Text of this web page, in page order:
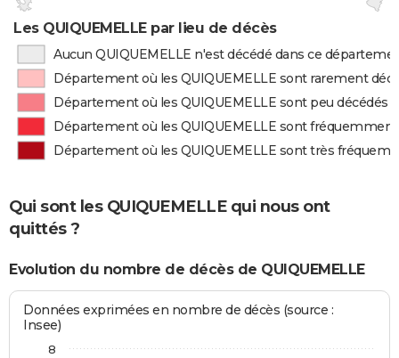
Les QUIQUEMELLE par lieu de décès
Aucun QUIQUEMELLE n'est décédé dans ce
Département où les QUIQUEMELLE sont rarement
Département où les QUIQUEMELLE sont peu décédés
Département où les QUIQUEMELLE sont
Département où les QUIQUEMELLE sont très
Qui sont les QUIQUEMELLE qui nous ont
quittés ?
Evolution du nombre de décès de QUIQUEMELLE
Données exprimées en nombre de décès (source :
Insee)
8